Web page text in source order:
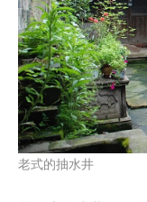
老式的抽水井